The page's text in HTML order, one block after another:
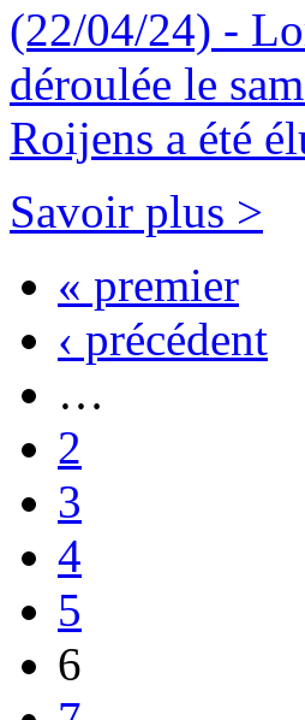
(22/04/24) -
déroulée le
Roijens a été
Savoir plus >
Pages« premier
‹ précédent
…
2
3
4
5
6